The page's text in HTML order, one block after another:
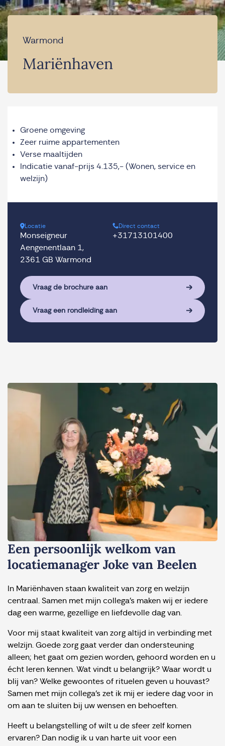
Warmond
Mariënhaven
Groene omgeving
Zeer ruime appartementen
Verse maaltijden
Indicatie vanaf-prijs 4.135,- (Wonen, service en
welzijn)
Locatie
Monseigneur
Aengenentlaan 1,
2361 GB Warmond
Direct contact
+31713101400
Vraag de brochure aan
Vraag een rondleiding aan
Een persoonlijk welkom van
locatiemanager Joke van Beelen
In Mariënhaven staan kwaliteit van zorg en welzijn
centraal. Samen met mijn collega’s maken wij er iedere
dag een warme, gezellige en liefdevolle dag van.
Voor mij staat kwaliteit van zorg altijd in verbinding met
welzijn. Goede zorg gaat verder dan ondersteuning
alleen; het gaat om gezien worden, gehoord worden en u
écht leren kennen. Wat vindt u belangrijk? Waar wordt u
blij van? Welke gewoontes of rituelen geven u houvast?
Samen met mijn collega’s zet ik mij er iedere dag voor in
om aan te sluiten bij uw wensen en behoeften.
Heeft u belangstelling of wilt u de sfeer zelf komen
ervaren? Dan nodig ik u van harte uit voor een